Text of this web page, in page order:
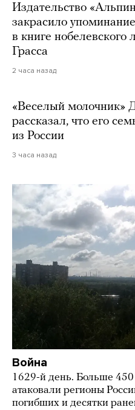
Издательство
закрасило
в книге нобелевского
Грасса
2 часа назад
«Веселый молочник»
рассказал, что его
из России
3 часа назад
Война
1629-й день. Больше
атаковали регионы
погибших и десятки